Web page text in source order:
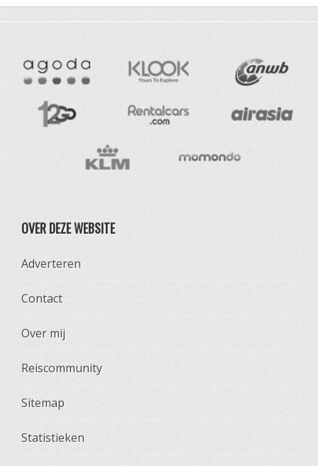
OVER DEZE WEBSITE
Adverteren
Contact
Over mij
Reiscommunity
Sitemap
Statistieken